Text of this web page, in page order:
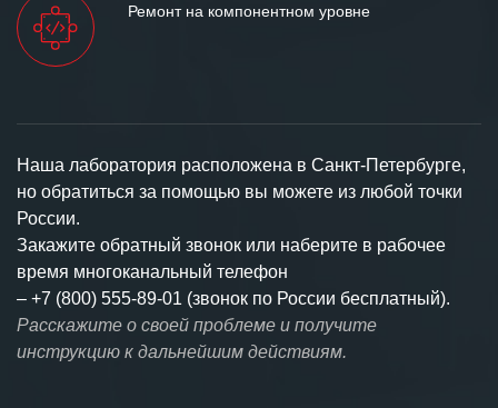
Ремонт на компонентном уровне
Наша лаборатория расположена в Санкт-Петербурге,
но обратиться за помощью вы можете из любой точки
России.
Закажите обратный звонок или наберите в рабочее
время многоканальный телефон
– +7 (800) 555-89-01 (звонок по России бесплатный).
Расскажите о своей проблеме и получите
инструкцию к дальнейшим действиям.